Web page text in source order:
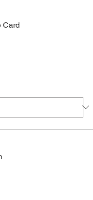
Card